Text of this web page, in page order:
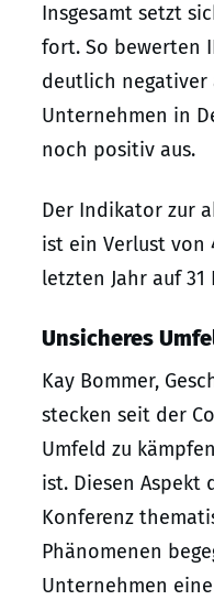
Insgesamt setzt
fort. So bewerten
deutlich negativer
Unternehmen in
noch positiv aus.
Der Indikator zur
ist ein Verlust von
letzten Jahr auf
Unsicheres
Kay Bommer,
stecken seit der
Umfeld zu
ist. Diesen Aspekt
Konferenz
Phänomenen
Unternehmen